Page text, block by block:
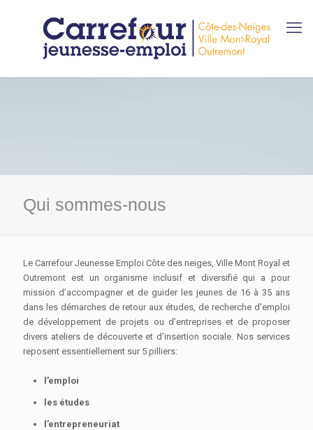
Qui sommes-nous
Le Carrefour Jeunesse Emploi Côte des neiges, Ville Mont Royal et
Outremont est un organisme inclusif et diversifié qui a pour
mission d’accompagner et de guider les jeunes de 16 à 35 ans
dans les démarches de retour aux études, de recherche d’emploi
de développement de projets ou d’entreprises et de proposer
divers ateliers de découverte et d’insertion sociale. Nos services
reposent essentiellement sur 5 pilliers:
l’emploi
les études
l’entrepreneuriat